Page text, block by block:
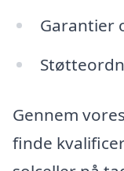
Garantier
Gennem
finde